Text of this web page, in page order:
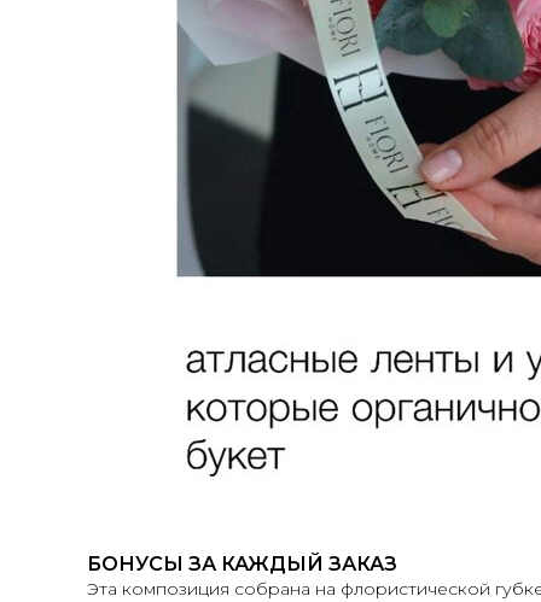
БОНУСЫ ЗА КАЖДЫЙ ЗАКАЗ
Эта композиция собрана на флористической